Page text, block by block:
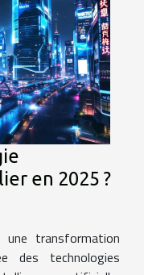
en 2025 ?
une transformation
des technologies